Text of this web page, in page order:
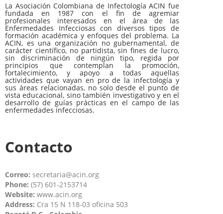
La Asociación Colombiana de Infectología ACIN fue
fundada en 1987 con el fin de agremiar
profesionales interesados en el área de las
Enfermedades Infecciosas con diversos tipos de
formación académica y enfoques del problema. La
ACIN, es una organización no gubernamental, de
carácter científico, no partidista, sin fines de lucro,
sin discriminación de ningún tipo, regida por
principios que contemplan la promoción,
fortalecimiento, y apoyo a todas aquellas
actividades que vayan en pro de la infectología y
sus áreas relacionadas, no solo desde el punto de
vista educacional, sino también investigativo y en el
desarrollo de guías prácticas en el campo de las
enfermedades infecciosas.
Contacto
Correo: secretaria@acin.org
Phone: (57) 601-2153714
Website: www.acin.org
Address: Cra 15 N 118-03 oficina 503